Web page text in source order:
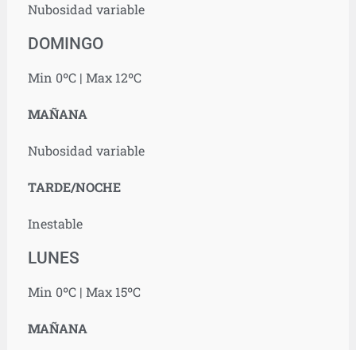
Nubosidad variable
DOMINGO
Min 0ºC | Max 12ºC
MAÑANA
Nubosidad variable
TARDE/NOCHE
Inestable
LUNES
Min 0ºC | Max 15ºC
MAÑANA